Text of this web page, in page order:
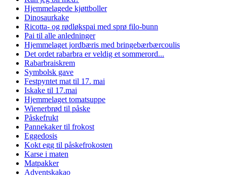
Hjemmelagede kjøttboller
Dinosaurkake
Ricotta- og rødløkspai med sprø filo-bunn
Pai til alle anledninger
Hjemmelaget jordbæris med bringebærbærcoulis
Det ordet rabarbra er veldig et sommerord...
Rabarbraiskrem
Symbolsk gave
Festpyntet mat til 17. mai
Iskake til 17.mai
Hjemmelaget tomatsuppe
Wienerbrød til påske
Påskefrukt
Pannekaker til frokost
Eggedosis
Kokt egg til påskefrokosten
Karse i maten
Matpakker
Adventskakao